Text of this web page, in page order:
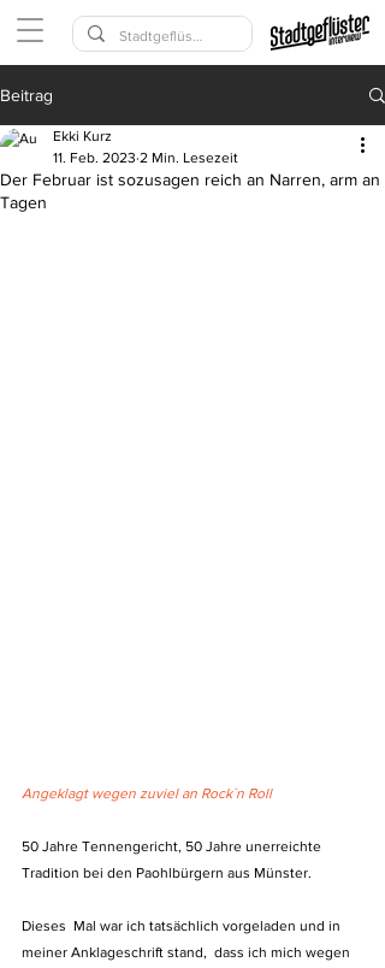
Beitrag
Der Februar ist sozusagen reich an Narren, arm an
Tagen
Ekki Kurz
11. Feb. 2023 2 Min. Lesezeit
Angeklagt wegen zuviel an Rock`n Roll
50 Jahre Tennengericht, 50 Jahre unerreichte
Tradition bei den Paohlbürgern aus Münster.
Dieses  Mal war ich tatsächlich vorgeladen und in
meiner Anklageschrift stand,  dass ich mich wegen